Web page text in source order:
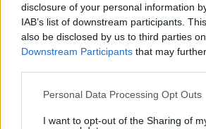
disclosure of your personal information
IAB’s list of downstream participants.
also be disclosed by us to third parties
Downstream Participants that may
Please note that this website/app uses
not limited to your visit or usage
Personal Data Processing Opt Outs
I want to opt-out of the Sharing of